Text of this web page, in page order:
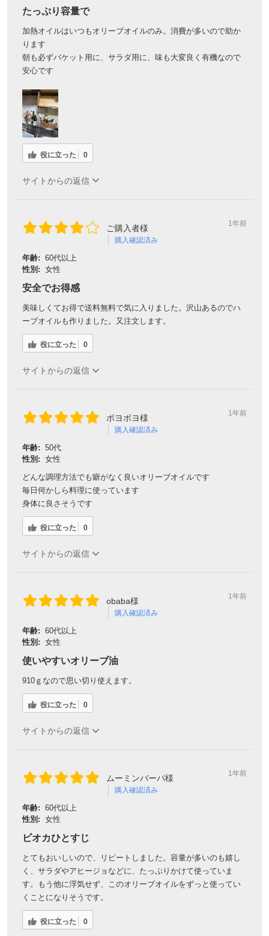
たっぷり容量で
加熱オイルはいつもオリーブオイルのみ。消費が多いので助か
ります
朝も必ずバケット用に、サラダ用に、味も大変良く有機なので
安心です
役に立った 0
サイトからの返信
ご購入者様
購入確認済み
1年前
年齢: 60代以上
性別: 女性
安全でお得感
美味しくてお得で送料無料で気に入りました。沢山あるのでハ
ーブオイルも作りました。又注文します。
役に立った 0
サイトからの返信
ボヨボヨ様
購入確認済み
1年前
年齢: 50代
性別: 女性
どんな調理方法でも癖がなく良いオリーブオイルです
毎日何かしら料理に使っています
身体に良さそうです
役に立った 0
サイトからの返信
obaba様
購入確認済み
1年前
年齢: 60代以上
性別: 女性
使いやすいオリーブ油
910ｇなので思い切り使えます。
役に立った 0
サイトからの返信
ムーミンバーバ様
購入確認済み
1年前
年齢: 60代以上
性別: 女性
ビオカひとすじ
とてもおいしいので、リピートしました。容量が多いのも嬉し
く、サラダやアヒージョなどに、たっぷりかけて使っていま
す。もう他に浮気せず、このオリーブオイルをずっと使ってい
くことになりそうです。
役に立った 0